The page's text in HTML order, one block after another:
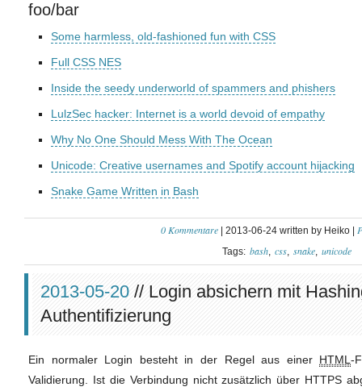
foo/bar
Some harmless, old-fashioned fun with CSS
Full CSS NES
Inside the seedy underworld of spammers and phishers
LulzSec hacker: Internet is a world devoid of empathy
Why No One Should Mess With The Ocean
Unicode: Creative usernames and Spotify account hijacking
Snake Game Written in Bash
0 Kommentare | 2013-06-24 written by Heiko |
Tags: bash css snake unicode
2013-05-20 // Login absichern mit
Authentifizierung
Ein normaler Login besteht in der Regel aus einer HTML-
Validierung. Ist die Verbindung nicht zusätzlich über HTTPS